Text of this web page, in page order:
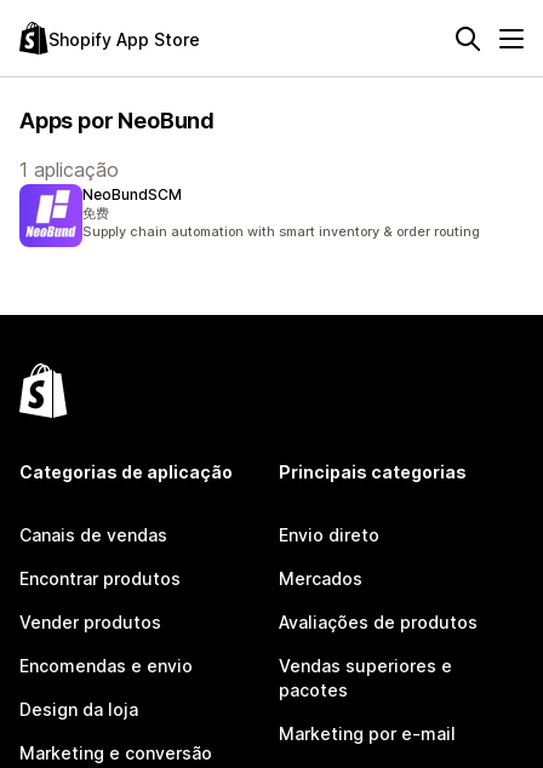
Shopify App Store
Apps por NeoBund
1 aplicação
NeoBundSCM
免费
Supply chain automation with smart inventory & order routing
Categorias de aplicação
Canais de vendas
Encontrar produtos
Vender produtos
Encomendas e envio
Design da loja
Marketing e conversão
Principais categorias
Envio direto
Mercados
Avaliações de produtos
Vendas superiores e
pacotes
Marketing por e-mail